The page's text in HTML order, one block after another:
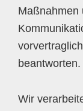
Maßnahmen
beantworten.
Wir